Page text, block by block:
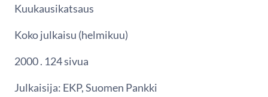
Kuukausikatsaus
Koko julkaisu (helmikuu)
2000 . 124 sivua
Julkaisija: EKP, Suomen Pankki